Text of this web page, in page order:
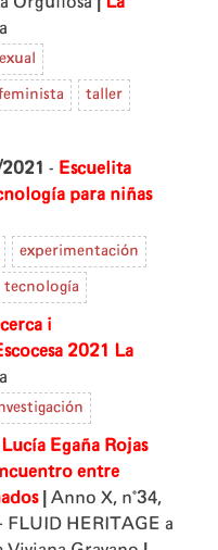
taller
- Escuelita
para niñas
experimentación
tecnología
i
2021 La
Egaña Rojas
entre
Anno X, n°34,
HERITAGE a